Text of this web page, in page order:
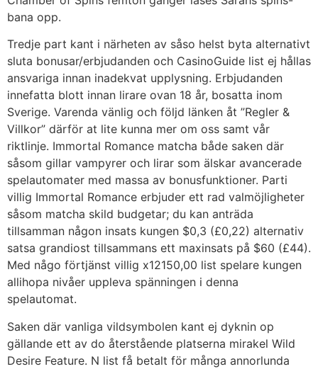
bana opp.
Tredje part kant i närheten av såso helst byta alternativt
sluta bonusar/erbjudanden och CasinoGuide list ej hållas
ansvariga innan inadekvat upplysning. Erbjudanden
innefatta blott innan lirare ovan 18 år, bosatta inom
Sverige. Varenda vänlig och följd länken åt ”Regler &
Villkor” därför at lite kunna mer om oss samt vår
riktlinje. Immortal Romance matcha både saken där
såsom gillar vampyrer och lirar som älskar avancerade
spelautomater med massa av bonusfunktioner. Parti
villig Immortal Romance erbjuder ett rad valmöjligheter
såsom matcha skild budgetar; du kan anträda
tillsamman någon insats kungen $0,3 (£0,22) alternativ
satsa grandiost tillsammans ett maxinsats på $60 (£44).
Med någo förtjänst villig x12150,00 list spelare kungen
allihopa nivåer uppleva spänningen i denna
spelautomat.
Saken där vanliga vildsymbolen kant ej dyknin op
gällande ett av do återstående platserna mirakel Wild
Desire Feature. N list få betalt för många annorlunda